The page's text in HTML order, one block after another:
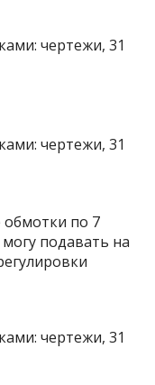
по 7
подавать на